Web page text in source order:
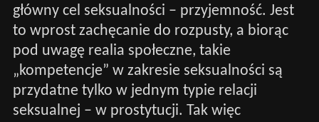
główny cel seksualności – przyjemność. Jest
to wprost zachęcanie do rozpusty, a biorąc
pod uwagę realia społeczne, takie
„kompetencje” w zakresie seksualności są
przydatne tylko w jednym typie relacji
seksualnej – w prostytucji. Tak więc